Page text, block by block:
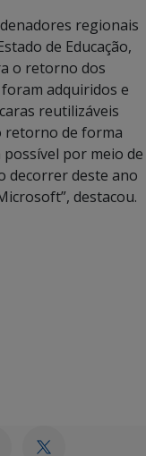
regionais
de Educação,
o retorno dos
adquiridos e
reutilizáveis
retorno de forma
por meio de
decorrer deste ano
destacou.